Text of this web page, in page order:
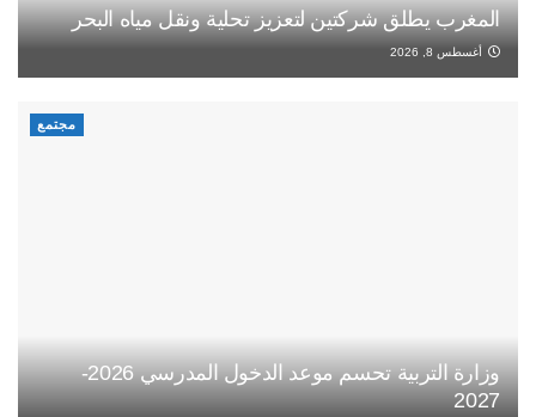
المغرب يطلق شركتين لتعزيز تحلية ونقل مياه البحر
أغسطس 8, 2026
مجتمع
وزارة التربية تحسم موعد الدخول المدرسي 2026-
2027